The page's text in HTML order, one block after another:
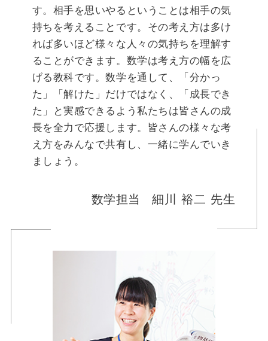
す。相手を思いやるということは相手の気
持ちを考えることです。その考え方は多け
れば多いほど様々な人々の気持ちを理解す
ることができます。数学は考え方の幅を広
げる教科です。数学を通して、「分かっ
た」「解けた」だけではなく、「成長でき
た」と実感できるよう私たちは皆さんの成
長を全力で応援します。皆さんの様々な考
え方をみんなで共有し、一緒に学んでいき
ましょう。
数学担当 細川 裕二 先生